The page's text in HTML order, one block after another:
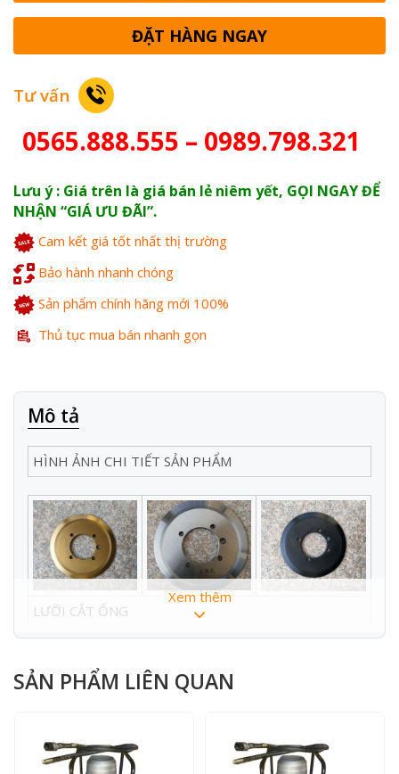
ĐẶT HÀNG NGAY
Tư vấn
0565.888.555 – 0989.798.321
Lưu ý : Giá trên là giá bán lẻ niêm yết, GỌI NGAY ĐỂ
NHẬN “GIÁ ƯU ĐÃI”.
Cam kết giá tốt nhất thị trường
Bảo hành nhanh chóng
Sản phẩm chính hãng mới 100%
Thủ tục mua bán nhanh gọn
Mô tả
HÌNH ẢNH CHI TIẾT SẢN PHẨM
LƯỠI CẮT ỐNG
Model
219
Điện áp
Xem thêm
SẢN PHẨM LIÊN QUAN